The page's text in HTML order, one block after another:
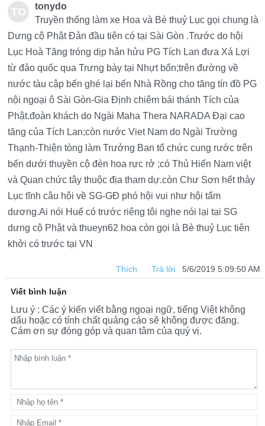
TO
NY
DO
tonydo
Truyền thống làm xe Hoa và Bè thuỷ Lục gọi chung là
Dưng cộ Phật Đản đầu tiên có tại Sài Gòn .Trước do hội
Lục Hoà Tăng tróng dịp hản hửu PG Tích Lan đưa Xá Lợi
từ đảo quốc qua Trưng bày tại Nhựt bổn;trên đường về
nước tàu cập bến ghé lại bến Nhà Rồng cho tăng tín đồ PG
nội ngoại ô Sài Gòn-Gia Định chiêm bái thánh Tích của
Phật.đoàn khách do Ngài Maha Thera NARADA Đại cao
tăng của Tích Lan;còn nước Viet Nam do Ngài Trường
Thạnh-Thiện tòng làm Trưởng Ban tổ chức cung rước trên
bến dưới thuyền cộ đèn hoa rực rở ;có Thủ Hiến Nam việt
và Quan chức tây thuộc địa tham dự.còn Chư Sơn hết thảy
Lục tĩnh câu hội về SG-GĐ phó hội vui như hội tẩm
dương.Ai nói Huế có trước riêng tôi nghe nói lại tại SG
dưng cộ Phật và thueyn62 hoa còn gọi là Bè thuỷ Lục tiên
khởi có trước tại VN
Thích Trả lời 5/6/2019 5:09:50 AM
Viết bình luận
Lưu ý : Các ý kiến viết bằng ngoại ngữ, tiếng Việt không
dấu hoặc có tính chất quảng cáo sẽ không được đăng.
Cám ơn sự đóng góp và quan tâm của quý vị.